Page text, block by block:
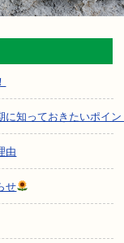
に知っておきたいポイン
由
せ